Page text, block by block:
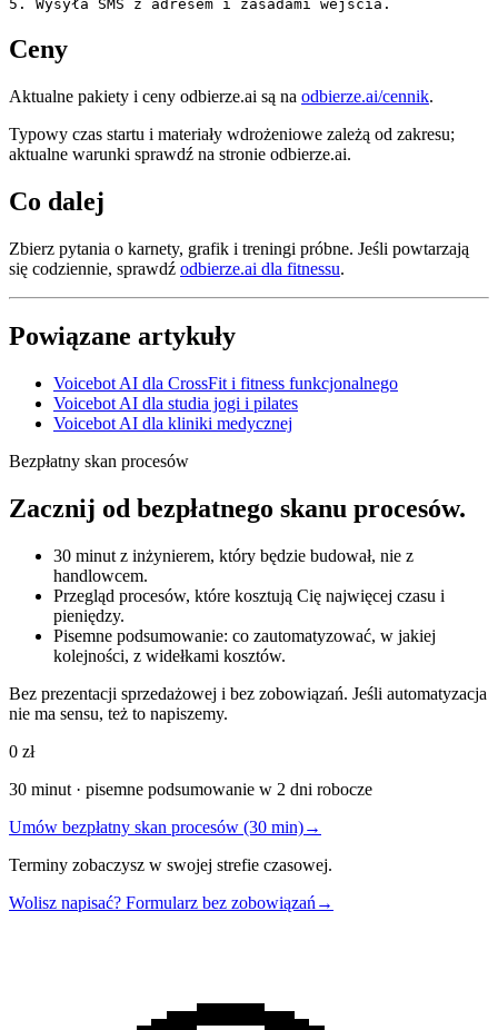
5. Wysyła SMS z adresem i zasadami wejścia.
Ceny
Aktualne pakiety i ceny odbierze.ai są na odbierze.ai/cennik.
Typowy czas startu i materiały wdrożeniowe zależą od zakresu;
aktualne warunki sprawdź na stronie odbierze.ai.
Co dalej
Zbierz pytania o karnety, grafik i treningi próbne. Jeśli powtarzają
się codziennie, sprawdź odbierze.ai dla fitnessu.
Powiązane artykuły
Voicebot AI dla CrossFit i fitness funkcjonalnego
Voicebot AI dla studia jogi i pilates
Voicebot AI dla kliniki medycznej
Bezpłatny skan procesów
Zacznij od bezpłatnego skanu procesów.
30 minut z inżynierem, który będzie budował, nie z
handlowcem.
Przegląd procesów, które kosztują Cię najwięcej czasu i
pieniędzy.
Pisemne podsumowanie: co zautomatyzować, w jakiej
kolejności, z widełkami kosztów.
Bez prezentacji sprzedażowej i bez zobowiązań. Jeśli automatyzacja
nie ma sensu, też to napiszemy.
0 zł
30 minut · pisemne podsumowanie w 2 dni robocze
Umów bezpłatny skan procesów (30 min)→
Terminy zobaczysz w swojej strefie czasowej.
Wolisz napisać? Formularz bez zobowiązań →